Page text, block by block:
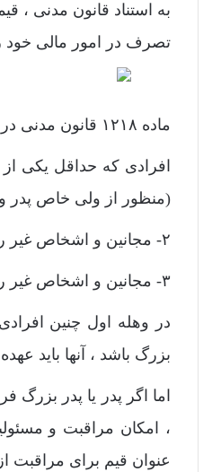
به استناد قانون مدنی
تصرف در امور مالی خود
ماده ۱۲۱۸ قانون مدنی در این مورد چنین مقرر میدارد :
(منظور از ولی خاص پدر
۲- مجانین و اشخاص غیر رشید که جنون یا عدم رشد آن‌ها متصل به زمان صغر آن‌ها بوده و ولی خاص ندارند.
۳- مجانین و اشخاص غیر رشید که جنون یا عدم رشد آن‌ها متصل به زمان صغر آن‌ها نباشد.
در وهله اول چنین
بزرگ باشد ، آنها باید
اما اگر پدر یا پدر بزرگ
، امکان مراقبت و
عنوان قیم برای مراقبت